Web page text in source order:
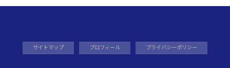
サイトマップ プロフィール プライバシーポリシー